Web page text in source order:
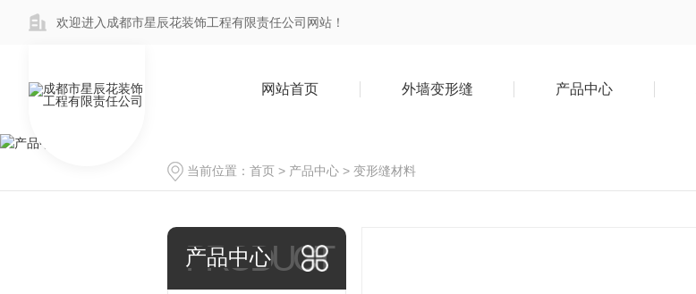
欢迎进入成都市星辰花装饰工程有限责任公司网站！
网站首页 外墙变形缝 产品中心
当前位置： 首页 > 产品中心 > 变形缝材料
PRODUCT
产品中心